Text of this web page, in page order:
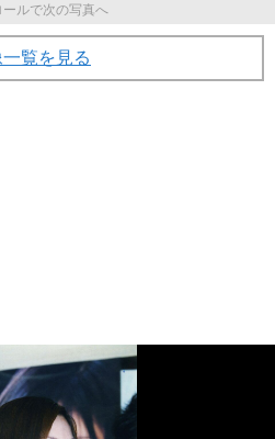
ールで次の写真へ
覧を見る